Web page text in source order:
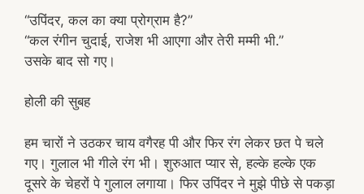
“उपिंदर, कल का क्या प्रोग्राम है?”
“कल रंगीन चुदाई, राजेश भी आएगा और तेरी मम्मी भी.”
उसके बाद सो गए।
होली की सुबह
हम चारों ने उठकर चाय वगैरह पी और फिर रंग लेकर छत पे चले
गए। गुलाल भी गीले रंग भी। शुरुआत प्यार से, हल्के हल्के एक
दूसरे के चेहरों पे गुलाल लगाया। फिर उपिंदर ने मुझे पीछे से पकड़ा